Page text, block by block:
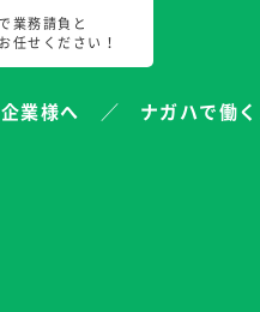
業務請負と
任せください！
業様へ ナガハで働